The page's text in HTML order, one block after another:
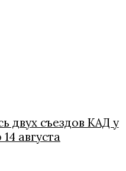
двух съездов КАД у
августа